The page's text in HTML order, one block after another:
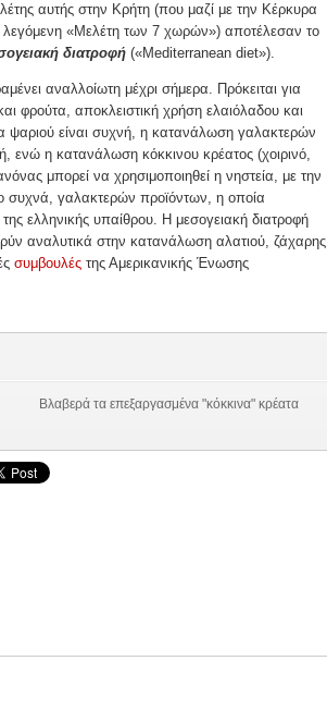
αυτής στην Κρήτη (που μαζί με την Κέρκυρα
λεγόμενη «Μελέτη των 7 χωρών») αποτέλεσαν το
διατροφή(«Mediterranean diet»).
αναλλοίωτη μέχρι σήμερα. Πρόκειται για
φρούτα, αποκλειστική χρήση ελαιόλαδου και
είναι συχνή, η κατανάλωση γαλακτερών
ενώ η κατανάλωση κόκκινου κρέατος (χοιρινό,
μπορεί να χρησιμοποιηθεί η νηστεία, με την
συχνά, γαλακτερών προϊόντων, η οποία
της ελληνικής υπαίθρου. Η μεσογειακή διατροφή
αναλυτικά στην κατανάλωση αλατιού, ζάχαρης
συμβουλές της Αμερικανικής Ένωσης
Βλαβερά τα επεξαργασμένα "κόκκινα" κρέατα